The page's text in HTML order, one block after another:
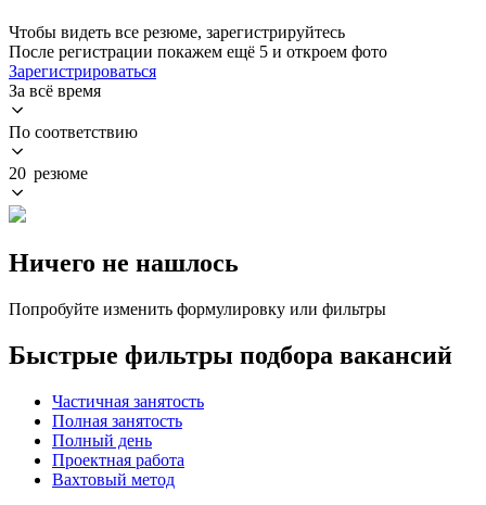
Чтобы видеть все резюме, зарегистрируйтесь
После регистрации покажем ещё 5 и откроем фото
Зарегистрироваться
За всё время
По соответствию
20 резюме
Ничего не нашлось
Попробуйте изменить формулировку или фильтры
Быстрые фильтры подбора вакансий
Частичная занятость
Полная занятость
Полный день
Проектная работа
Вахтовый метод